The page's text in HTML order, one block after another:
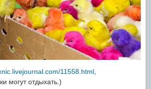
11558.html,
могут отдыхать.)